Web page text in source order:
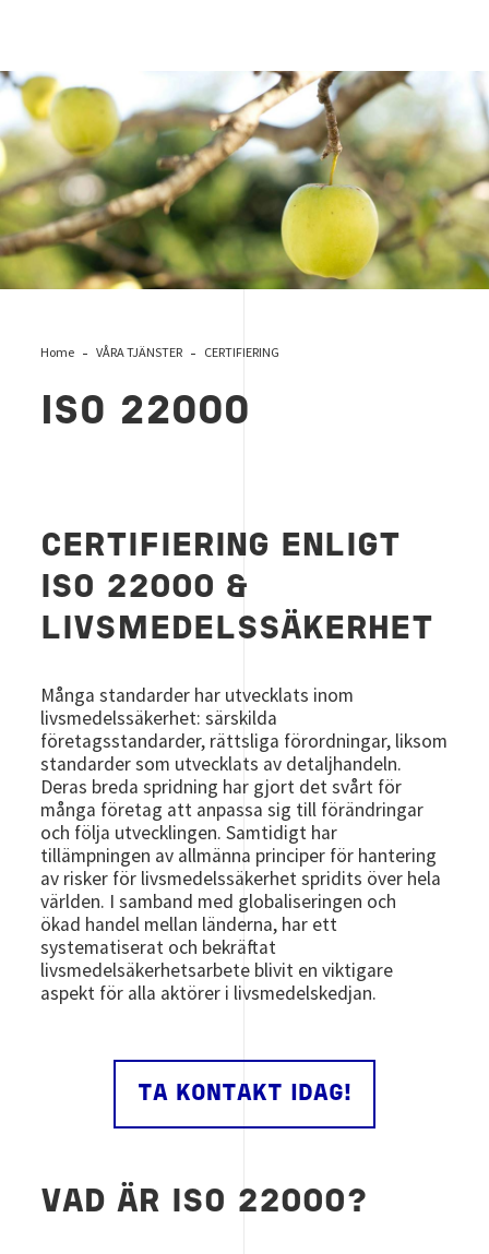
Food
Home VÅRA TJÄNSTER CERTIFIERING
ISO 22000
CERTIFIERING ENLIGT
ISO 22000 &
LIVSMEDELSSÄKERHET
Många standarder har utvecklats inom
livsmedelssäkerhet: särskilda
företagsstandarder, rättsliga förordningar, liksom
standarder som utvecklats av detaljhandeln.
Deras breda spridning har gjort det svårt för
många företag att anpassa sig till förändringar
och följa utvecklingen. Samtidigt har
tillämpningen av allmänna principer för hantering
av risker för livsmedelssäkerhet spridits över hela
världen. I samband med globaliseringen och
ökad handel mellan länderna, har ett
systematiserat och bekräftat
livsmedelsäkerhetsarbete blivit en viktigare
aspekt för alla aktörer i livsmedelskedjan.
TA KONTAKT IDAG!
VAD ÄR ISO 22000?